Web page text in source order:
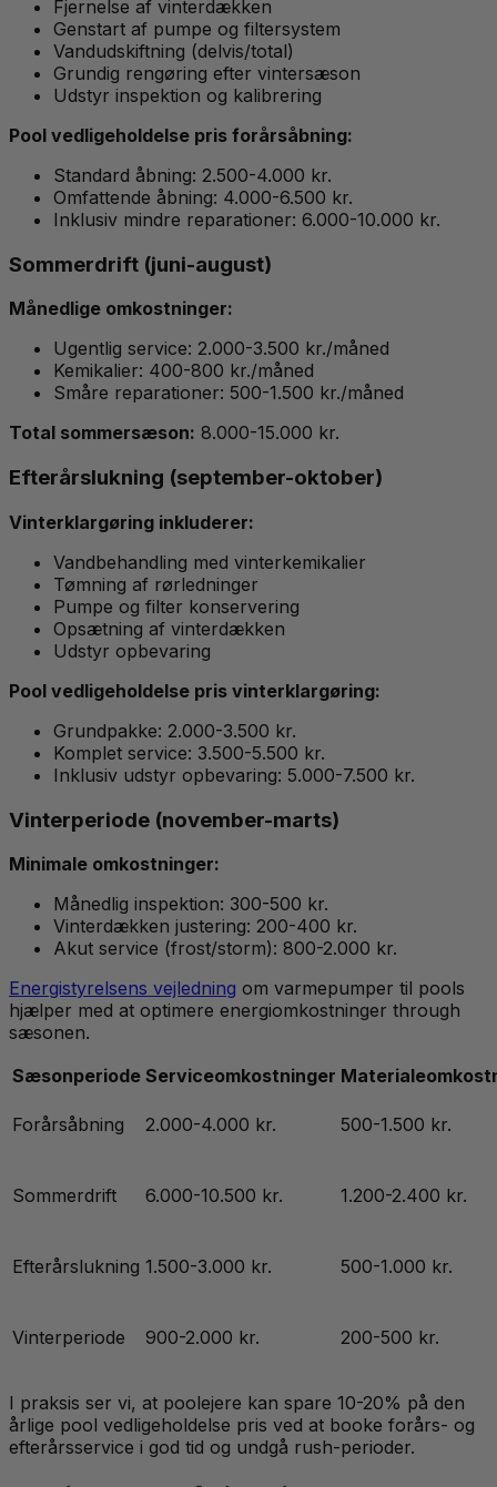
Fjernelse af vinterdækken
Genstart af pumpe og filtersystem
Vandudskiftning (delvis/total)
Grundig rengøring efter vintersæson
Udstyr inspektion og kalibrering
Pool vedligeholdelse pris forårsåbning:
Standard åbning: 2.500-4.000 kr.
Omfattende åbning: 4.000-6.500 kr.
Inklusiv mindre reparationer: 6.000-10.000 kr.
Sommerdrift (juni-august)
Månedlige omkostninger:
Ugentlig service: 2.000-3.500 kr./måned
Kemikalier: 400-800 kr./måned
Småre reparationer: 500-1.500 kr./måned
Total sommersæson: 8.000-15.000 kr.
Efterårslukning (september-oktober)
Vinterklargøring inkluderer:
Vandbehandling med vinterkemikalier
Tømning af rørledninger
Pumpe og filter konservering
Opsætning af vinterdækken
Udstyr opbevaring
Pool vedligeholdelse pris vinterklargøring:
Grundpakke: 2.000-3.500 kr.
Komplet service: 3.500-5.500 kr.
Inklusiv udstyr opbevaring: 5.000-7.500 kr.
Vinterperiode (november-marts)
Minimale omkostninger:
Månedlig inspektion: 300-500 kr.
Vinterdækken justering: 200-400 kr.
Akut service (frost/storm): 800-2.000 kr.
Energistyrelsens vejledning om varmepumper til pools
hjælper med at optimere energiomkostninger through
sæsonen.
Sæsonperiode Serviceomkostninger
Forårsåbning 2.000-4.000 kr. 500-1.500 kr.
Sommerdrift 6.000-10.500 kr. 1.200-2.400 kr.
Efterårslukning 1.500-3.000 kr. 500-1.000 kr.
Vinterperiode 900-2.000 kr. 200-500 kr.
I praksis ser vi, at poolejere kan spare 10-20% på den
årlige pool vedligeholdelse pris ved at booke forårs- og
efterårsservice i god tid og undgå rush-perioder.